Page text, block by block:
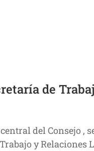
de
del Consejo ,
y Relaciones